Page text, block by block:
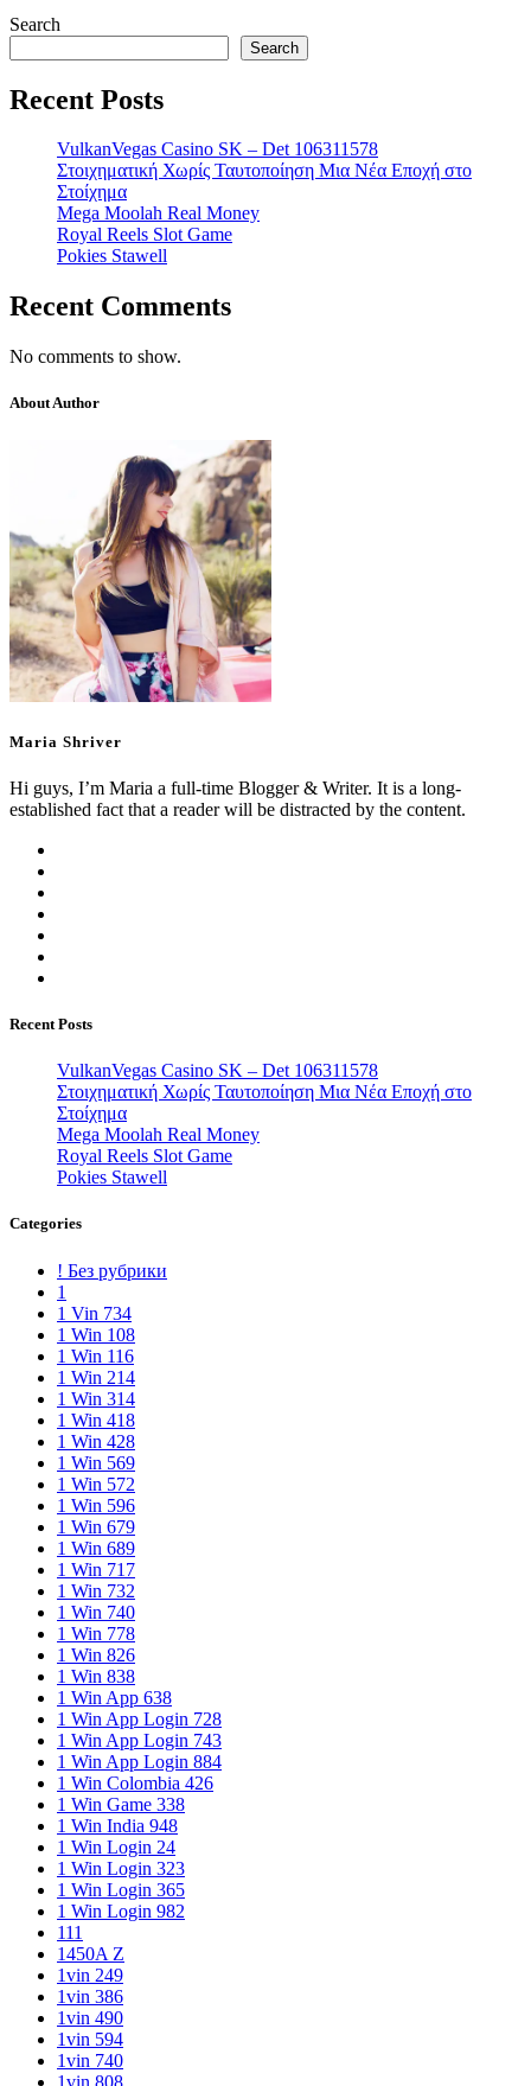
Search
Search
Recent Posts
VulkanVegas Casino SK – Det 106311578
Στοιχηματική Χωρίς Ταυτοποίηση Μια Νέα Εποχή στο
Στοίχημα
Mega Moolah Real Money
Royal Reels Slot Game
Pokies Stawell
Recent Comments
No comments to show.
About Author
Maria Shriver
Hi guys, I’m Maria a full-time Blogger & Writer. It is a long-
established fact that a reader will be distracted by the content.
Recent Posts
VulkanVegas Casino SK – Det 106311578
Στοιχηματική Χωρίς Ταυτοποίηση Μια Νέα Εποχή στο
Στοίχημα
Mega Moolah Real Money
Royal Reels Slot Game
Pokies Stawell
Categories
! Без рубрики
1
1 Vin 734
1 Win 108
1 Win 116
1 Win 214
1 Win 314
1 Win 418
1 Win 428
1 Win 569
1 Win 572
1 Win 596
1 Win 679
1 Win 689
1 Win 717
1 Win 732
1 Win 740
1 Win 778
1 Win 826
1 Win 838
1 Win App 638
1 Win App Login 728
1 Win App Login 743
1 Win App Login 884
1 Win Colombia 426
1 Win Game 338
1 Win India 948
1 Win Login 24
1 Win Login 323
1 Win Login 365
1 Win Login 982
111
1450A Z
1vin 249
1vin 386
1vin 490
1vin 594
1vin 740
1vin 808